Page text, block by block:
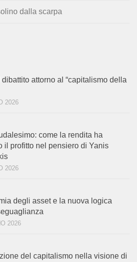
dalla scarpa
dibattito attorno al “capitalismo della
2026
come la rendita ha
il profitto nel pensiero di Yanis
2026
degli asset e la nuova logica
2026
del capitalismo nella visione di